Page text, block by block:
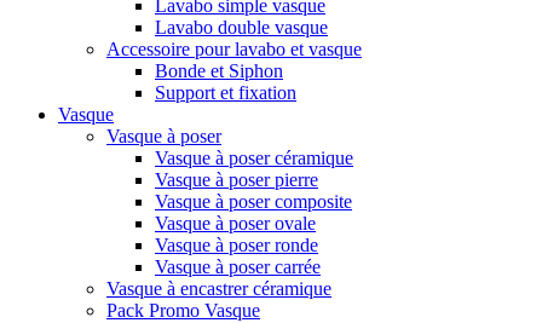
Lavabo simple vasque
Lavabo double vasque
Accessoire pour lavabo et vasque
Bonde et Siphon
Support et fixation
Vasque
Vasque à poser
Vasque à poser céramique
Vasque à poser pierre
Vasque à poser composite
Vasque à poser ovale
Vasque à poser ronde
Vasque à poser carrée
Vasque à encastrer céramique
Pack Promo Vasque